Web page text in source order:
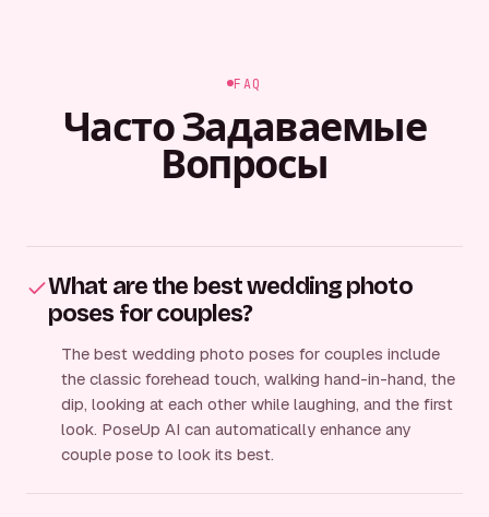
FAQ
Часто Задаваемые
Вопросы
What are the best wedding photo
poses for couples?
The best wedding photo poses for couples include
the classic forehead touch, walking hand-in-hand, the
dip, looking at each other while laughing, and the first
look. PoseUp AI can automatically enhance any
couple pose to look its best.